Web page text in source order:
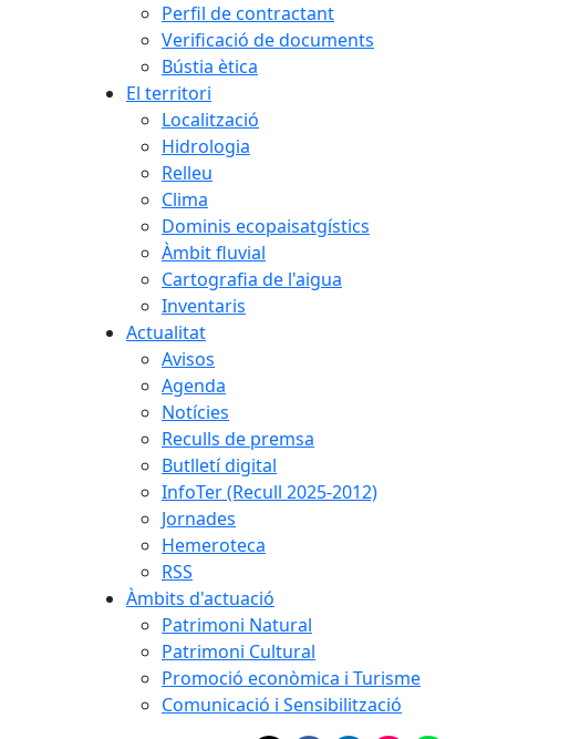
Perfil de contractant
Verificació de documents
Bústia ètica
El territori
Localització
Hidrologia
Relleu
Clima
Dominis ecopaisatgístics
Àmbit fluvial
Cartografia de l'aigua
Inventaris
Actualitat
Avisos
Agenda
Notícies
Reculls de premsa
Butlletí digital
InfoTer (Recull 2025-2012)
Jornades
Hemeroteca
RSS
Àmbits d'actuació
Patrimoni Natural
Patrimoni Cultural
Promoció econòmica i Turisme
Comunicació i Sensibilització